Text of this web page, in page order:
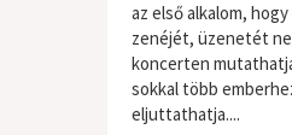
az első alkalom,
zenéjét, üzenetét
koncerten
sokkal több
eljuttathatja....
világzene / folk